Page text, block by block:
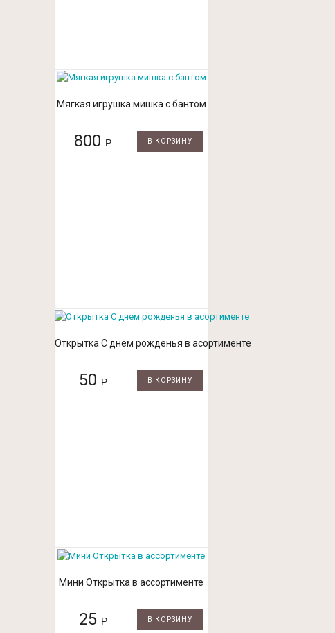
Мягкая игрушка мишка с бантом
800 Р В КОРЗИНУ
Открытка С днем рожденья в асортименте
50 Р В КОРЗИНУ
Мини Открытка в ассортименте
25 Р В КОРЗИНУ